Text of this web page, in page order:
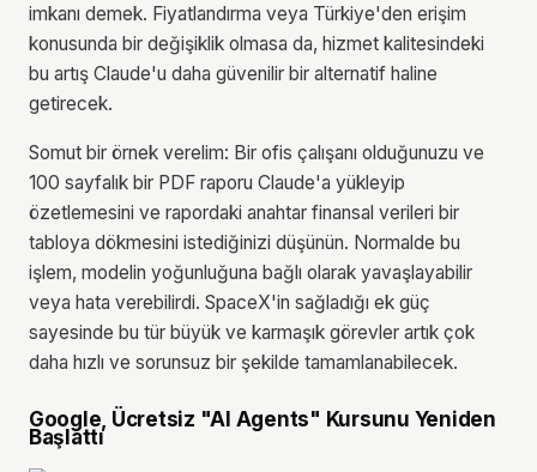
imkanı demek. Fiyatlandırma veya Türkiye'den erişim
konusunda bir değişiklik olmasa da, hizmet kalitesindeki
bu artış Claude'u daha güvenilir bir alternatif haline
getirecek.
Somut bir örnek verelim: Bir ofis çalışanı olduğunuzu ve
100 sayfalık bir PDF raporu Claude'a yükleyip
özetlemesini ve rapordaki anahtar finansal verileri bir
tabloya dökmesini istediğinizi düşünün. Normalde bu
işlem, modelin yoğunluğuna bağlı olarak yavaşlayabilir
veya hata verebilirdi. SpaceX'in sağladığı ek güç
sayesinde bu tür büyük ve karmaşık görevler artık çok
daha hızlı ve sorunsuz bir şekilde tamamlanabilecek.
Google, Ücretsiz "AI Agents" Kursunu Yeniden
Başlattı